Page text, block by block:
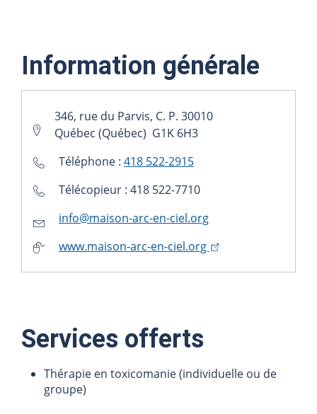
Information générale
346, rue du Parvis, C. P. 30010
Québec (Québec) G1K 6H3
Téléphone : 418 522-2915
Télécopieur : 418 522-7710
info@maison-arc-en-ciel.org
www.maison-arc-en-ciel.org
Services offerts
Thérapie en toxicomanie (individuelle ou de
groupe)